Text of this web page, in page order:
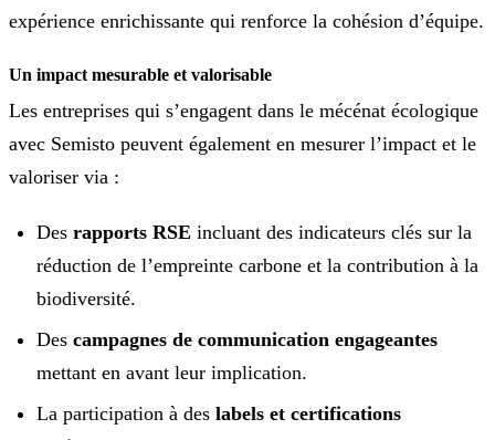
expérience enrichissante qui renforce la cohésion d’équipe.
Un impact mesurable et valorisable
Les entreprises qui s’engagent dans le mécénat écologique
avec Semisto peuvent également en mesurer l’impact et le
valoriser via :
Desrapports RSE incluant des indicateurs clés sur la
réduction de l’empreinte carbone et la contribution à la
biodiversité.
Descampagnes de communication engageantes
mettant en avant leur implication.
La participation à deslabels et certifications